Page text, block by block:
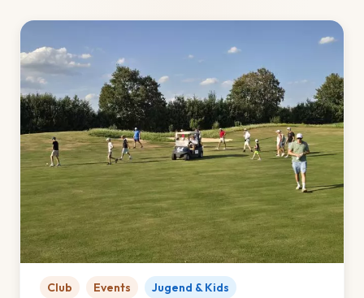
Club Events Jugend & Kids